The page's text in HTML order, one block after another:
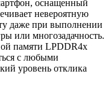
оснащенный
невероятную
даже при выполнении
или многозадачность.
памяти LPDDR4x
с любыми
уровень отклика